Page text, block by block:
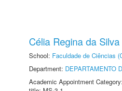
Célia Regina da Silva
School: Faculdade de Ciências
Department: DEPARTAMENTO
Academic Appointment